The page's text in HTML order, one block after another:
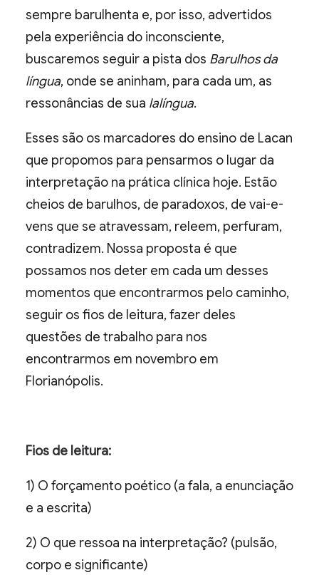
sempre barulhenta e, por isso, advertidos
pela experiência do inconsciente,
buscaremos seguir a pista dos Barulhos da
língua, onde se aninham, para cada um, as
ressonâncias de sua lalíngua.
Esses são os marcadores do ensino de Lacan
que propomos para pensarmos o lugar da
interpretação na prática clínica hoje. Estão
cheios de barulhos, de paradoxos, de vai-e-
vens que se atravessam, releem, perfuram,
contradizem. Nossa proposta é que
possamos nos deter em cada um desses
momentos que encontrarmos pelo caminho,
seguir os fios de leitura, fazer deles
questões de trabalho para nos
encontrarmos em novembro em
Florianópolis.
Fios de leitura:
1) O forçamento poético (a fala, a enunciação
e a escrita)
2) O que ressoa na interpretação? (pulsão,
corpo e significante)